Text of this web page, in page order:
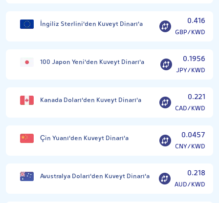
İngiliz Sterlini'den Kuveyt Dinarı'a 0.416
GBP/KWD
100 Japon Yeni'den Kuveyt Dinarı'a 0.1956
JPY/KWD
Kanada Doları'den Kuveyt Dinarı'a 0.221
CAD/KWD
Çin Yuanı'den Kuveyt Dinarı'a 0.0457
CNY/KWD
Avustralya Doları'den Kuveyt Dinarı'a 0.218
AUD/KWD